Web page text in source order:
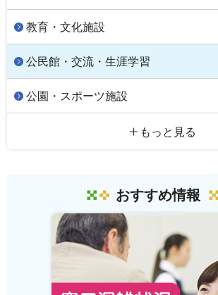
教育・文化施設
公民館・交流・生涯学習
公園・スポーツ施設
もっと見る
おすすめ情報